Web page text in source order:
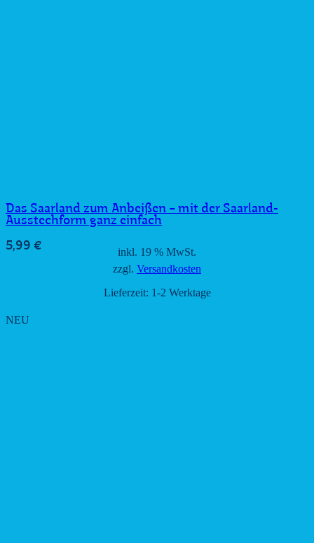
Das Saarland zum Anbeißen − mit der Saarland-
Ausstechform ganz einfach
5,99 €
inkl. 19 % MwSt.
zzgl. Versandkosten
Lieferzeit: 1-2 Werktage
NEU